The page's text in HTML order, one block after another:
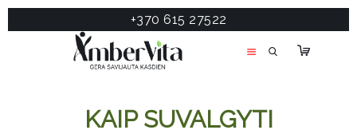
+370 615 27522
KAIP SUVALGYTI
PASLAUGOS
PRODUKTAI